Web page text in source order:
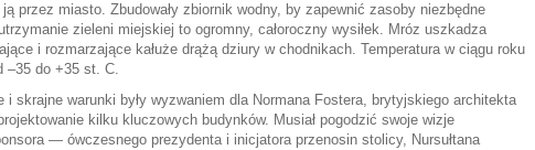
przez miasto. Zbudowały zbiornik wodny, by zapewnić zasoby niezbędne
zieleni miejskiej to ogromny, całoroczny wysiłek. Mróz uszkadza
i rozmarzające kałuże drążą dziury w chodnikach. Temperatura w ciągu roku
–35 do +35 st. C.
i skrajne warunki były wyzwaniem dla Normana Fostera, brytyjskiego architekta
kilku kluczowych budynków. Musiał pogodzić swoje wizje
— ówczesnego prezydenta i inicjatora przenosin stolicy, Nursułtana